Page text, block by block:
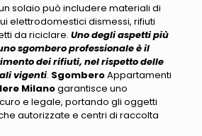
solaio può includere materiali di
elettrodomestici dismessi, rifiuti
da riciclare. Uno degli aspetti più
sgombero professionale è il
dei rifiuti, nel rispetto delle
vigenti. SgomberoAppartamenti
Milanogarantisce uno
e legale, portando gli oggetti
autorizzate e centri di raccolta